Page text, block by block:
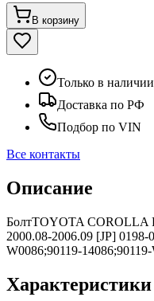
В корзину
Только в наличии
Доставка по РФ
Подбор по VIN
Все контакты
Описание
БолтTOYOTA COROLLA
2000.08-2006.09 [JP] 0198-
W0086;90119-
Характеристики